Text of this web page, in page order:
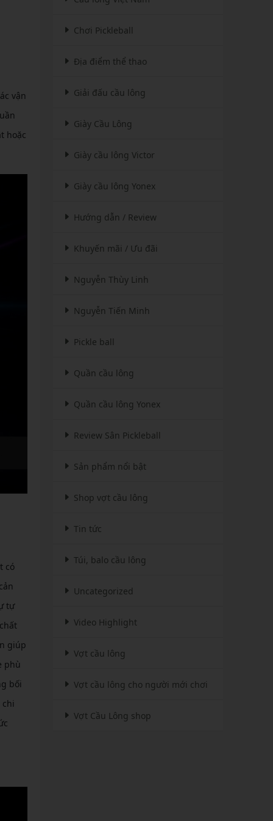
vận
hoặc
có
tự
giúp
phù
bối
Chơi Pickleball
Địa điểm thể thao
Giải đấu cầu lông
Giày Cầu Lông
Giày cầu lông Victor
Giày cầu lông Yonex
Hướng dẫn / Review
Khuyến mãi / Ưu đãi
Nguyễn Thùy Linh
Nguyễn Tiến Minh
Pickle ball
Quần cầu lông
Quần cầu lông Yonex
Review Sân Pickleball
Sản phẩm nổi bật
Shop vợt cầu lông
Tin tức
Túi, balo cầu lông
Uncategorized
Video Highlight
Vợt cầu lông
Vợt cầu lông cho người mới chơi
Vợt Cầu Lông shop